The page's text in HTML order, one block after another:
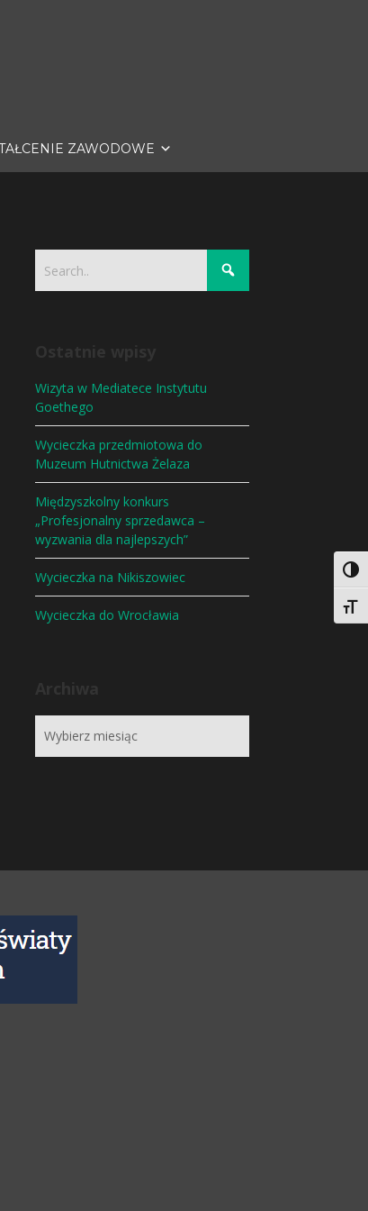
ZAWODOWE
Wizyta w Mediatece Instytutu
Goethego
Wycieczka przedmiotowa do
Muzeum Hutnictwa Żelaza
Międzyszkolny konkurs
„Profesjonalny sprzedawca –
wyzwania dla najlepszych”
Wycieczka na Nikiszowiec
Wycieczka do Wrocławia